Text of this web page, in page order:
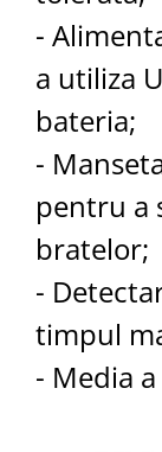
-
a utiliza
bateria;
-
pentru a
bratelor;
-
timpul
- Media